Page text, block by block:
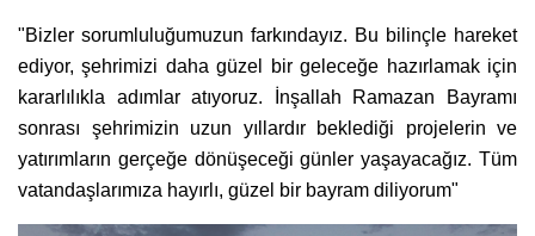
"Bizler sorumluluğumuzun farkındayız. Bu bilinçle hareket
ediyor, şehrimizi daha güzel bir geleceğe hazırlamak için
kararlılıkla adımlar atıyoruz. İnşallah Ramazan Bayramı
sonrası şehrimizin uzun yıllardır beklediği projelerin ve
yatırımların gerçeğe dönüşeceği günler yaşayacağız. Tüm
vatandaşlarımıza hayırlı, güzel bir bayram diliyorum"